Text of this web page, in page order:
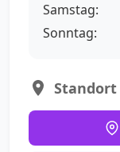
Samstag:
Sonntag: